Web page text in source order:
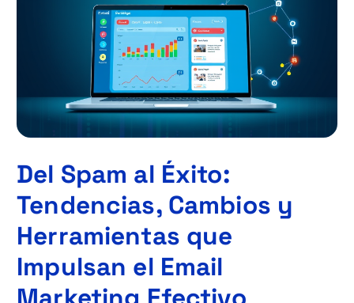
Del Spam al Éxito:
Tendencias, Cambios y
Herramientas que
Impulsan el Email